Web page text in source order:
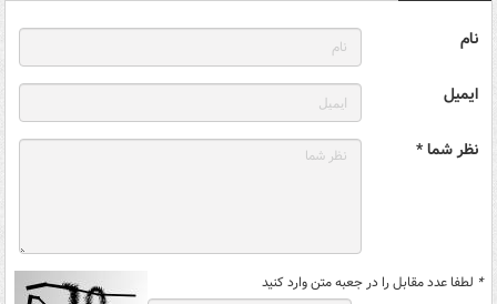
نام
ایمیل
نظر شما *
* لطفا عدد مقابل را در جعبه متن وارد کنید